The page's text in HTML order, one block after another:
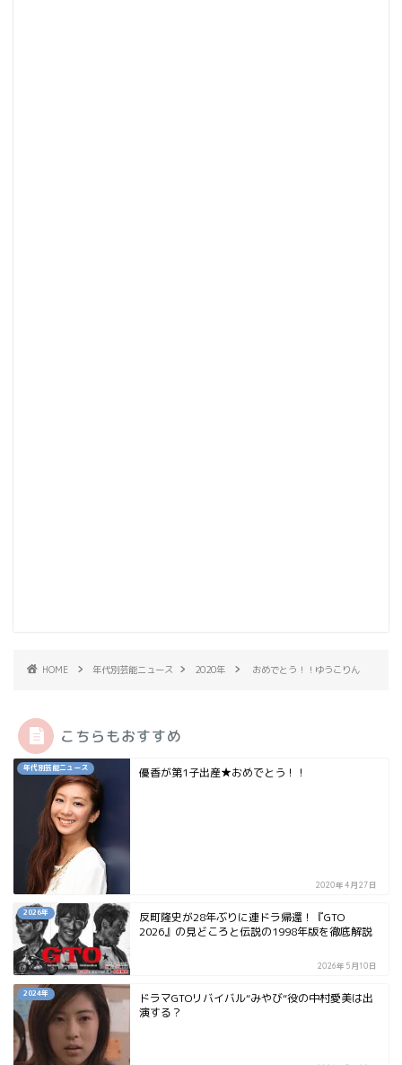
HOME 年代別芸能ニュース 2020年 おめでとう！！ゆうこりん
こちらもおすすめ
年代別芸能ニュース 優香が第1子出産★おめでとう！！
2020年4月27日
2026年
反町隆史が28年ぶりに連ドラ帰還！『GTO
2026』の見どころと伝説の1998年版を徹底解説
2026年5月10日
2024年
ドラマGTOリバイバル“みやび“役の中村愛美は出
演する？